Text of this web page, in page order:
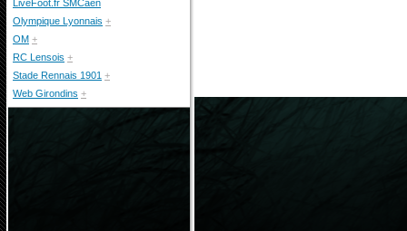
LiveFoot.fr SMCaen
Olympique Lyonnais +
OM +
RC Lensois +
Stade Rennais 1901 +
Web Girondins +